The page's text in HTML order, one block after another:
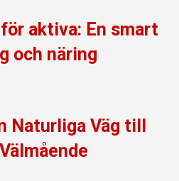
aktiva: En smart
och näring
Naturliga Väg till